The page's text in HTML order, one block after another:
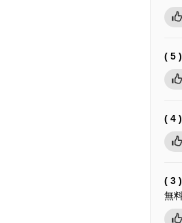
( 5 )
( 4 )
( 3 )
無